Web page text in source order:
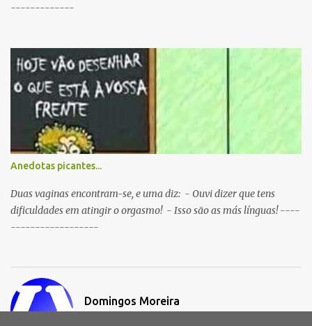
-------------
Anedotas picantes...
Duas vaginas encontram-se, e uma diz: - Ouvi dizer que tens
dificuldades em atingir o orgasmo! - Isso são as más línguas! ----
------------------
Domingos Moreira